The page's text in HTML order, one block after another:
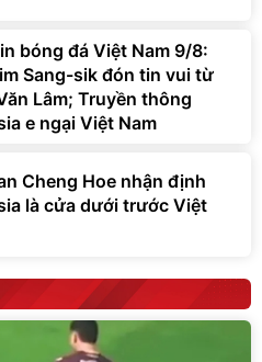
bóng đá Việt Nam 9/8:
Sang-sik đón tin vui từ
Lâm; Truyền thông
e ngại Việt Nam
Cheng Hoe nhận định
là cửa dưới trước Việt